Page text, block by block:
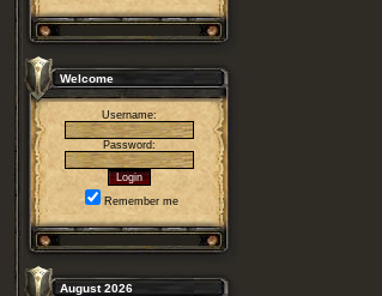
Welcome
Username:
Password:
Remember me
August 2026